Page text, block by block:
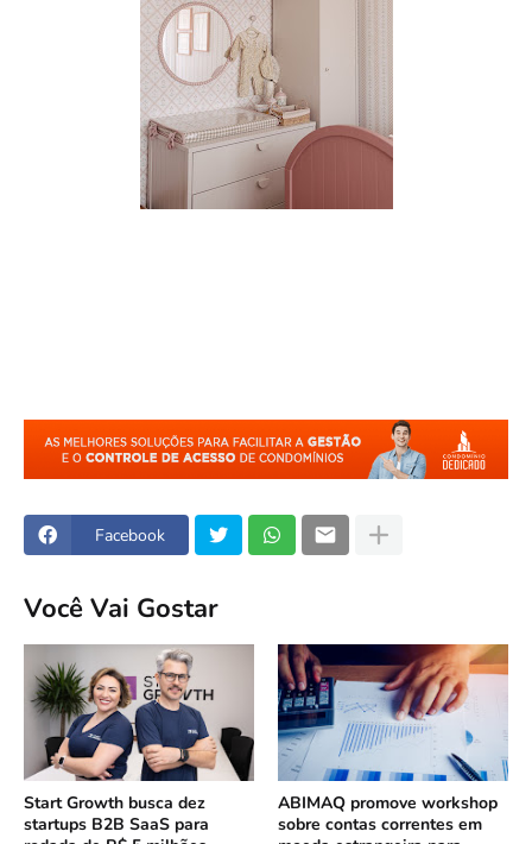
Facebook
Você Vai Gostar
Start Growth busca dez
startups B2B SaaS para
ABIMAQ promove workshop
sobre contas correntes em